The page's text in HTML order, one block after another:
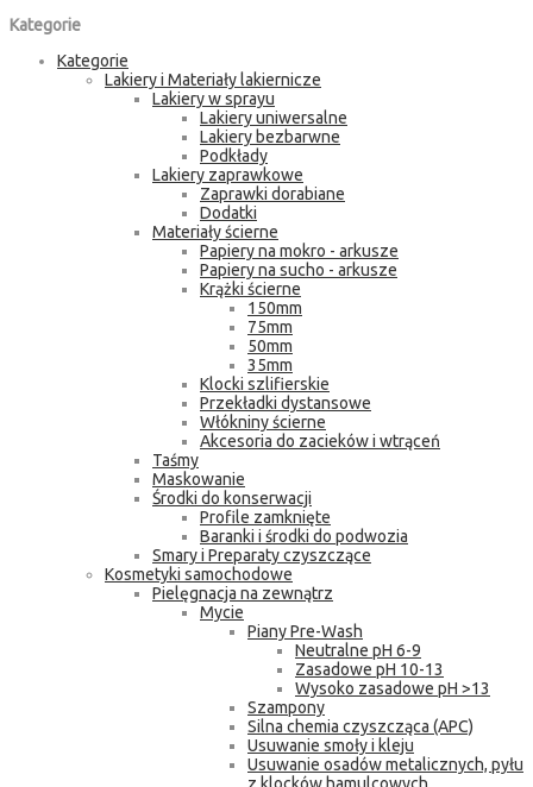
Kategorie
Kategorie
Lakiery i Materiały lakiernicze
Lakiery w sprayu
Lakiery uniwersalne
Lakiery bezbarwne
Podkłady
Lakiery zaprawkowe
Zaprawki dorabiane
Dodatki
Materiały ścierne
Papiery na mokro - arkusze
Papiery na sucho - arkusze
Krążki ścierne
150mm
75mm
50mm
35mm
Klocki szlifierskie
Przekładki dystansowe
Włókniny ścierne
Akcesoria do zacieków i wtrąceń
Taśmy
Maskowanie
Środki do konserwacji
Profile zamknięte
Baranki i środki do podwozia
Smary i Preparaty czyszczące
Kosmetyki samochodowe
Pielęgnacja na zewnątrz
Mycie
Piany Pre-Wash
Neutralne pH 6-9
Zasadowe pH 10-13
Wysoko zasadowe pH >13
Szampony
Silna chemia czyszcząca (APC)
Usuwanie smoły i kleju
Usuwanie osadów metalicznych, pyłu